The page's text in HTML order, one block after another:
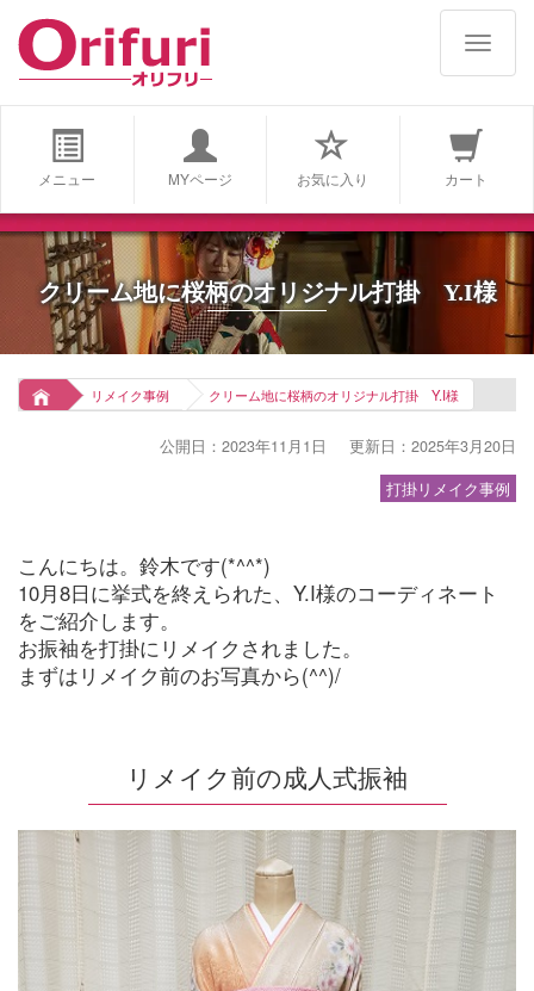
メニュー MYページ お気に入り カート
クリーム地に桜柄のオリジナル打掛 Y.I様
リメイク事例 クリーム地に桜柄のオリジナル打掛 Y.I様
公開日：2023年11月1日 更新日：2025年3月20日
打掛リメイク事例
こんにちは。鈴木です(*^^*)
10月8日に挙式を終えられた、Y.I様のコーディネート
をご紹介します。
お振袖を打掛にリメイクされました。
まずはリメイク前のお写真から(^^)/
リメイク前の成人式振袖